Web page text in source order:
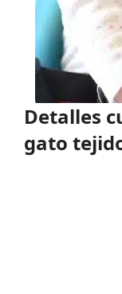
Detalles
gato